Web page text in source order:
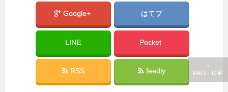
Google+ はてブ
LINE Pocket
RSS feedly
↑
PAGE TOP